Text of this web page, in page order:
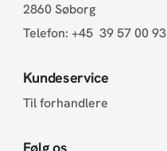
2860 Søborg
Telefon: +45 39 57 00 93
Kundeservice
Til forhandlere